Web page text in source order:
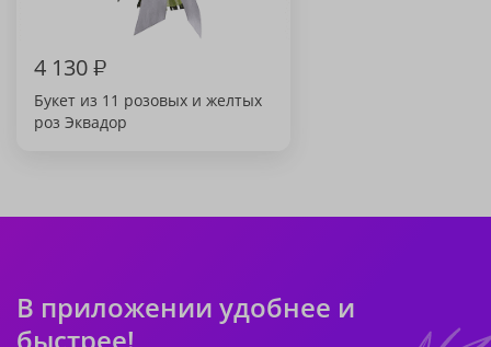
4 130₽
Букет из 11 розовых и желтых
роз Эквадор
В приложении удобнее и